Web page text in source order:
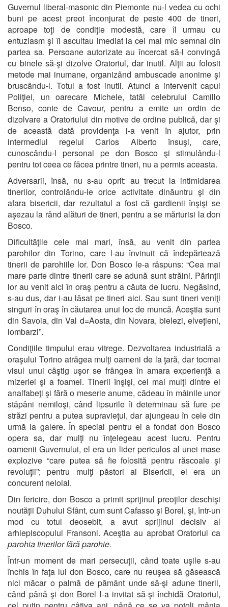
Guvernul liberal-masonic din Piemonte nu-l vedea cu ochi
buni pe acest preot înconjurat de peste 400 de tineri,
aproape toţi de condiţie modestă, care îl urmau cu
entuziasm şi îl ascultau imediat la cel mai mic semnal din
partea sa. Persoane autorizate au încercat să-l convingă
cu binele să-şi dizolve Oratoriul, dar inutil. Alţii au folosit
metode mai inumane, organizând ambuscade anonime şi
bruscându-l. Totul a fost inutil. Atunci a intervenit capul
Poliţiei, un oarecare Michele, tatăl celebrului Camillo
Benso, conte de Cavour, pentru a emite un ordin de
dizolvare a Oratoriului din motive de ordine publică, dar şi
de această dată providenţa i-a venit în ajutor, prin
intermediul regelui Carlos Alberto însuşi, care,
cunoscându-l personal pe don Bosco şi stimulându-l
pentru tot ceea ce făcea printre tineri, nu a permis aceasta.
Adversarii, însă, nu s-au oprit: au trecut la intimidarea
tinerilor, controlându-le orice activitate dinăuntru şi din
afara bisericii, dar rezultatul a fost că gardienii înşişi se
aşezau la rând alături de tineri, pentru a se mărturisi la don
Bosco.
Dificultăţile cele mai mari, însă, au venit din partea
parohilor din Torino, care l-au învinuit că îndepărtează
tinerii de parohiile lor. Don Bosco le-a răspuns: “Cea mai
mare parte dintre tinerii care se adună sunt străini. Părinţii
lor au venit aici în oraş pentru a căuta de lucru. Negăsind,
s-au dus, dar i-au lăsat pe tineri aici. Sau sunt tineri veniţi
singuri în oraş în căutarea unui loc de muncă. Aceştia sunt
din Savoia, din Val d=Aosta, din Novara, bielezi, elveţieni,
lombarzi”.
Condiţiile timpului erau vitrege. Dezvoltarea industrială a
oraşului Torino atrăgea mulţi oameni de la ţară, dar tocmai
visul unui câştig uşor se frângea în amara experienţă a
mizeriei şi a foamei. Tinerii înşişi, cei mai mulţi dintre ei
analfabeţi şi fără o meserie anume, cădeau în mâinile unor
stăpâni nemiloşi, când lipsurile îi determinau să fure pe
străzi pentru a putea supravieţui, dar ajungeau în cele din
urmă la galere. În special pentru ei a fondat don Bosco
opera sa, dar mulţi nu înţelegeau acest lucru. Pentru
oamenii Guvernului, el era un lider periculos al unei mase
explozive “care putea să fie folosită pentru răscoale şi
revoluţii”; pentru mulţi păstori ai Bisericii, el era un
concurent neloial.
Din fericire, don Bosco a primit sprijinul preoţilor deschişi
noutăţii Duhului Sfânt, cum sunt Cafasso şi Borel, şi, într-un
mod cu totul deosebit, a avut sprijinul decisiv al
arhiepiscopului Fransoni. Aceştia au aprobat Oratoriul ca
parohia tinerilor fără parohie.
Într-un moment de mari persecuţii, când toate uşile s-au
închis în faţa lui don Bosco, care nu reuşea să găsească
nici măcar o palmă de pământ unde să-şi adune tinerii,
când până şi don Borel l-a invitat să-şi închidă Oratoriul,